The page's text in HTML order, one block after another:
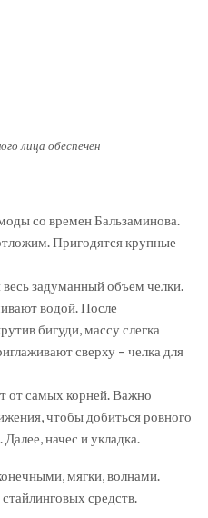
лица обеспечен
со времен Бальзаминова.
Пригодятся крупные
задуманный объем челки.
водой. После
бигуди, массу слегка
сверху – челка для
от самых корней. Важно
чтобы добиться ровного
начес и укладка.
мягки, волнами.
средств.